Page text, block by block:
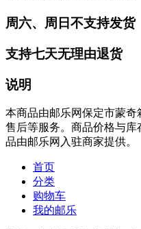
周六、周日不支持发货
支持七天无理由退货
说明
本商品由邮乐网保定市蒙
售后等服务。商品价格与
品由邮乐网入驻商家提供。
首页
分类
购物车
我的邮乐